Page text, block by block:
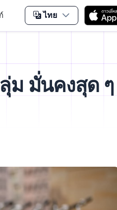
ไทย
ม มั่นคงสุด ๆ